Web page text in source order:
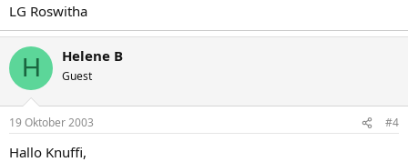
LG Roswitha
H Helene B
Guest
19 Oktober 2003 #4
Hallo Knuffi,